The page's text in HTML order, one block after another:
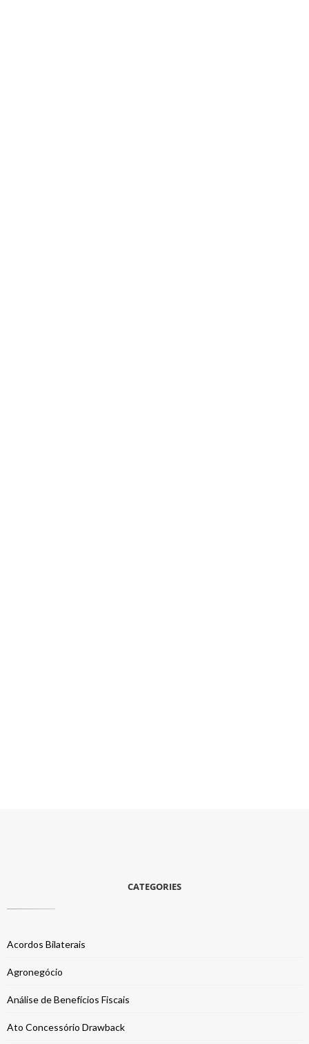
CATEGORIES
Acordos Bilaterais
Agronegócio
Análise de Benefícios Fiscais
Ato Concessório Drawback